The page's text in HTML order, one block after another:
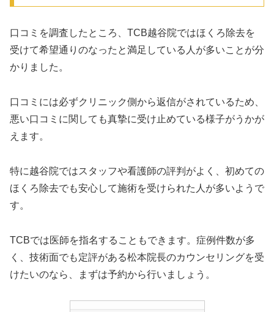
口コミを調査したところ、TCB越谷院ではほくろ除去を
受けて希望通りのなったと満足している人が多いことが分
かりました。
口コミには必ずクリニック側から返信がされているため、
悪い口コミに関しても真摯に受け止めている様子がうかが
えます。
特に越谷院ではスタッフや看護師の評判がよく、初めての
ほくろ除去でも安心して施術を受けられた人が多いようで
す。
TCBでは医師を指名することもできます。症例件数が多
く、技術面でも定評がある松本院長のカウンセリングを受
けたいのなら、まずは予約から行いましょう。